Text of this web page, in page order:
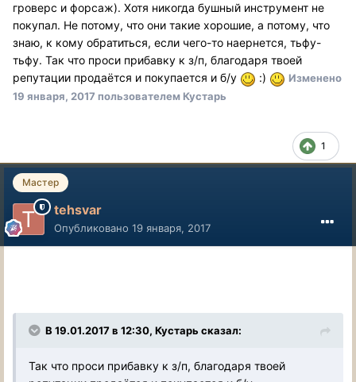
гроверс и форсаж). Хотя никогда бушный инструмент не
покупал. Не потому, что они такие хорошие, а потому, что
знаю, к кому обратиться, если чего-то наернется, тьфу-
тьфу. Так что проси прибавку к з/п, благодаря твоей
репутации продаётся и покупается и б/у
:)
Изменено
19 января, 2017 пользователем Кустарь
1
Мастер
tehsvar
Опубликовано 19 января, 2017
В 19.01.2017 в 12:30, Кустарь сказал:
Так что проси прибавку к з/п, благодаря твоей